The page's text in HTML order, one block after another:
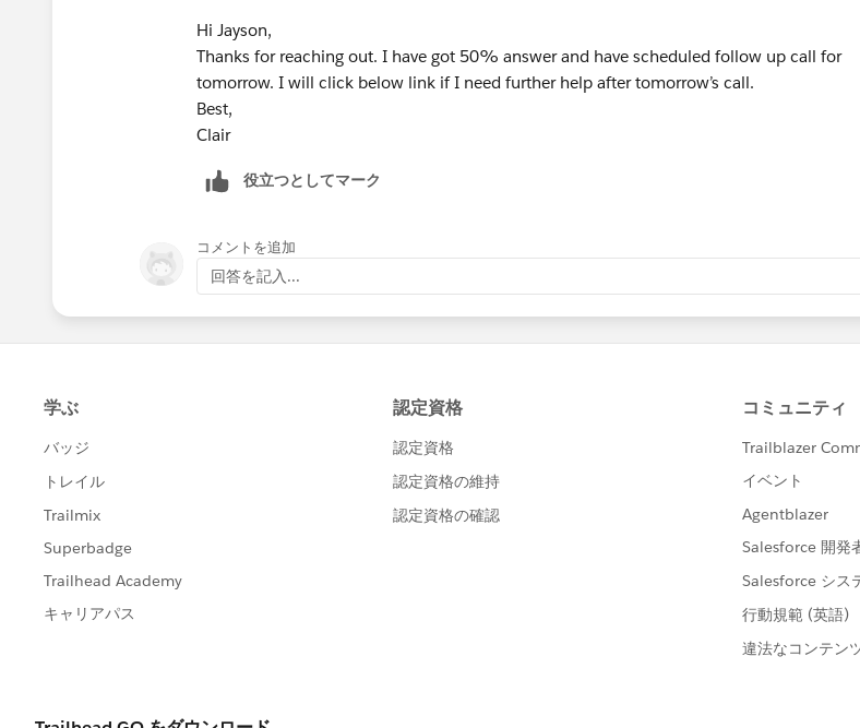
Hi Jayson,
Thanks for reaching out. I have got 50% answer and have scheduled follow up call for
tomorrow. I will click below link if I need further help after tomorrow’s call.
Best,
Clair
役立つとしてマーク
コメントを追加
回答を記入...